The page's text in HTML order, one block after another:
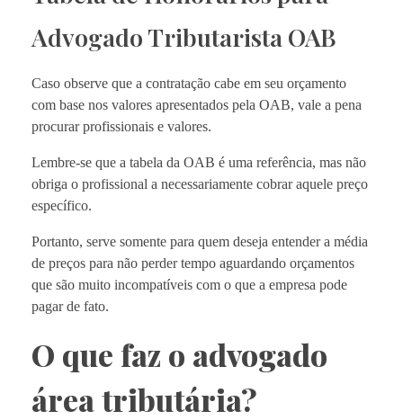
Advogado Tributarista OAB
Caso observe que a contratação cabe em seu orçamento
com base nos valores apresentados pela OAB, vale a pena
procurar profissionais e valores.
Lembre-se que a tabela da OAB é uma referência, mas não
obriga o profissional a necessariamente cobrar aquele preço
específico.
Portanto, serve somente para quem deseja entender a média
de preços para não perder tempo aguardando orçamentos
que são muito incompatíveis com o que a empresa pode
pagar de fato.
O que faz o advogado
área tributária?